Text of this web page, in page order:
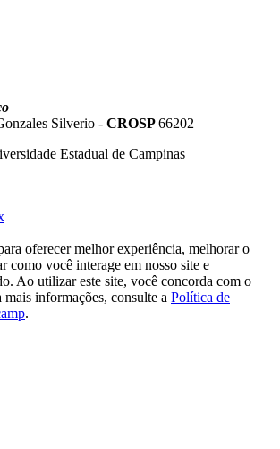
Silverio - CROSP66202
Estadual de Campinas
oferecer melhor experiência, melhorar o
como você interage em nosso site e
Ao utilizar este site, você concorda com o
mais informações, consulte a Política de
.